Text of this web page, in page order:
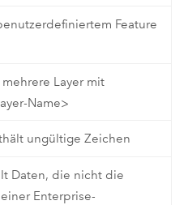
Feature
Layer mit
Name>
ungültige Zeichen
Daten, die nicht die
Enterprise-